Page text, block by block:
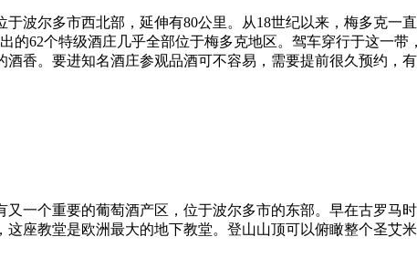
波尔多市西北部，延伸有80公里。从18世纪以来，梅多克一
的62个特级酒庄几乎全部位于梅多克地区。驾车穿行于这一
香。要进知名酒庄参观品酒可不容易，需要提前很久预约，有
一个重要的葡萄酒产区，位于波尔多市的东部。早在古罗马
座教堂是欧洲最大的地下教堂。登山山顶可以俯瞰整个圣艾